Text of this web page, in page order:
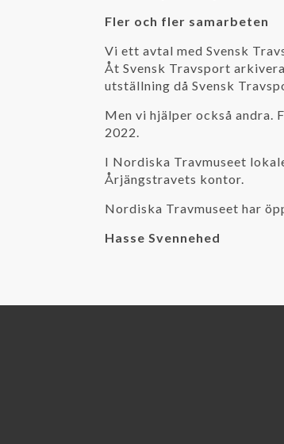
Fler och fler samarbeten
Vi ett avtal med Svensk
Åt Svensk Travsport
utställning då Svensk
Men vi hjälper också andra.
2022.
I Nordiska Travmuseet
Årjängstravets kontor.
Nordiska Travmuseet har
Hasse Svennehed